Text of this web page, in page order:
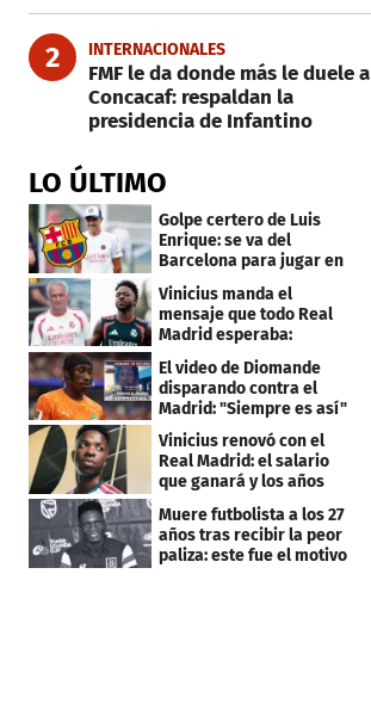
2 INTERNACIONALES
FMF le da donde más le duele a
Concacaf: respaldan la
presidencia de Infantino
LO ÚLTIMO
Golpe certero de Luis
Enrique: se va del
Barcelona para jugar en
el PSG
Vinicius manda el
mensaje que todo Real
Madrid esperaba:
"Mourinho..."
El video de Diomande
disparando contra el
Madrid: "Siempre es así"
Vinicius renovó con el
Real Madrid: el salario
que ganará y los años
Muere futbolista a los 27
años tras recibir la peor
paliza: este fue el motivo